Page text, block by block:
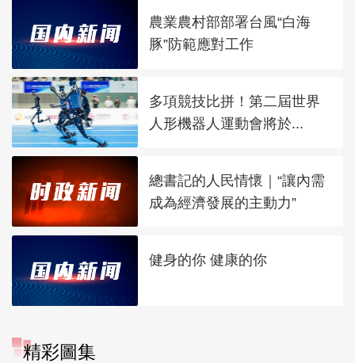
農業農村部部署台風“白海
豚”防範應對工作
多項競技比拼！第二屆世界
人形機器人運動會將於...
總書記的人民情懷｜“讓內需
成為經濟發展的主動力”
健身的你 健康的你
精彩圖集